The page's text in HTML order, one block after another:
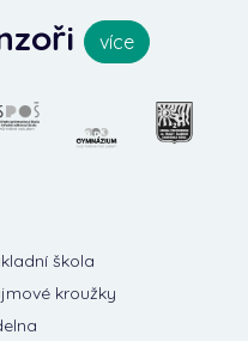
více
škola
kroužky